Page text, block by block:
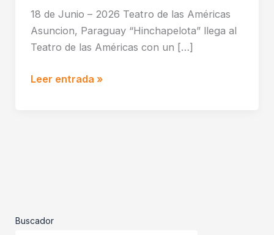
18 de Junio – 2026 Teatro de las Américas
Asuncion, Paraguay “Hinchapelota” llega al
Teatro de las Américas con un […]
Leer entrada »
Buscador